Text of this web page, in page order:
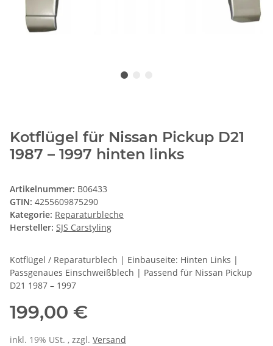
Kotflügel für Nissan Pickup D21
1987 – 1997 hinten links
Artikelnummer: B06433
GTIN: 4255609875290
Kategorie: Reparaturbleche
Hersteller: SJS Carstyling
Kotflügel / Reparaturblech | Einbauseite: Hinten Links |
Passgenaues Einschweißblech | Passend für Nissan Pickup
D21 1987 – 1997
199,00 €
inkl. 19% USt. , zzgl. Versand